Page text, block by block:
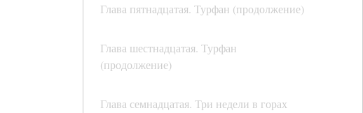
Глава пятнадцатая. Турфан (продолжение)
Глава шестнадцатая. Турфан
(продолжение)
Глава семнадцатая. Три недели в горах